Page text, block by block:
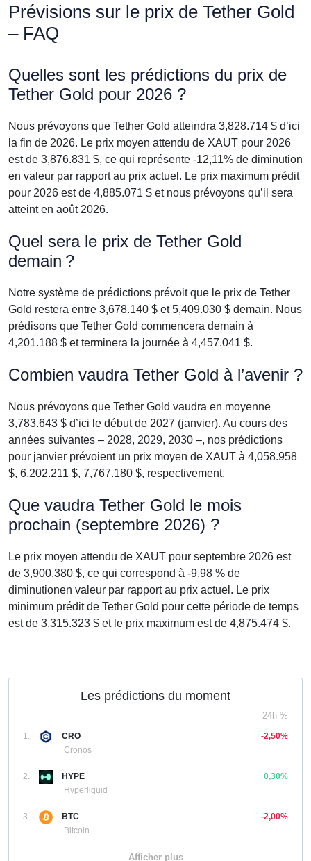
Prévisions sur le prix de Tether Gold
– FAQ
Quelles sont les prédictions du prix de
Tether Gold pour 2026 ?
Nous prévoyons que Tether Gold atteindra 3,828.714 $ d’ici
la fin de 2026. Le prix moyen attendu de XAUT pour 2026
est de 3,876.831 $, ce qui représente -12,11% de diminution
en valeur par rapport au prix actuel. Le prix maximum prédit
pour 2026 est de 4,885.071 $ et nous prévoyons qu’il sera
atteint en août 2026.
Quel sera le prix de Tether Gold
demain ?
Notre système de prédictions prévoit que le prix de Tether
Gold restera entre 3,678.140 $ et 5,409.030 $ demain. Nous
prédisons que Tether Gold commencera demain à
4,201.188 $ et terminera la journée à 4,457.041 $.
Combien vaudra Tether Gold à l’avenir ?
Nous prévoyons que Tether Gold vaudra en moyenne
3,783.643 $ d’ici le début de 2027 (janvier). Au cours des
années suivantes – 2028, 2029, 2030 –, nos prédictions
pour janvier prévoient un prix moyen de XAUT à 4,058.958
$, 6,202.211 $, 7,767.180 $, respectivement.
Que vaudra Tether Gold le mois
prochain (septembre 2026) ?
Le prix moyen attendu de XAUT pour septembre 2026 est
de 3,900.380 $, ce qui correspond à -9.98 % de
diminutionen valeur par rapport au prix actuel. Le prix
minimum prédit de Tether Gold pour cette période de temps
est de 3,315.323 $ et le prix maximum est de 4,875.474 $.
Les prédictions du moment
24h %
1.
CRO
Cronos
-2,50%
2.
HYPE
Hyperliquid
0,30%
3.
BTC
Bitcoin
-2,00%
Afficher plus